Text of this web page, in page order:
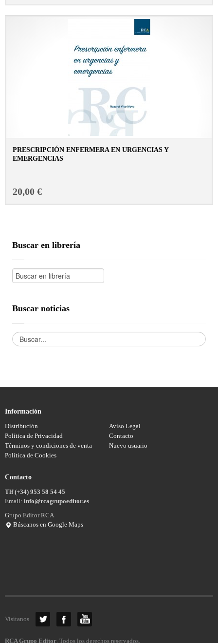
PRESCRIPCIÓN ENFERMERA EN URGENCIAS Y
EMERGENCIAS
20,00 €
Buscar en librería
Buscar noticias
Información
Distribución
Aviso Legal
Política de Privacidad
Contacto
Términos y condiciones de venta
Nuevo usuario
Política de Cookies
Contacto
Tlf (+34) 953 58 54 45
Email: info@rcagrupoeditor.es
Grupo Editor RCA
Búscanos en Google Maps
Visítanos
RCA Grupo Editor. Todos los derechos reservados.